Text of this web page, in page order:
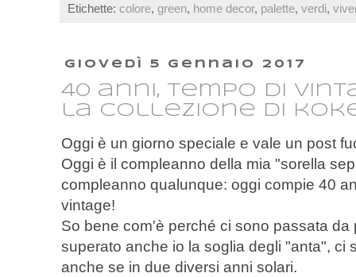
Etichette: colore, green, home decor, palette, verdi,
giovedì 5 gennaio 2017
40 anni, tempo di
la collezione di
Oggi è un giorno speciale e vale un post
Oggi è il compleanno della mia "sorella
compleanno qualunque: oggi compie 40
vintage!
So bene com'è perché ci sono passata da
superato anche io la soglia degli "anta", ci
anche se in due diversi anni solari.